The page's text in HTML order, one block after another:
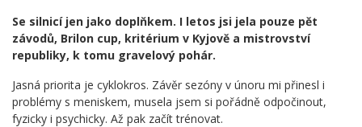
Se silnicí jen jako doplňkem. I letos jsi jela pouze pět
závodů, Brilon cup, kritérium v Kyjově a mistrovství
republiky, k tomu gravelový pohár.
Jasná priorita je cyklokros. Závěr sezóny v únoru mi přinesl i
problémy s meniskem, musela jsem si pořádně odpočinout,
fyzicky i psychicky. Až pak začít trénovat.